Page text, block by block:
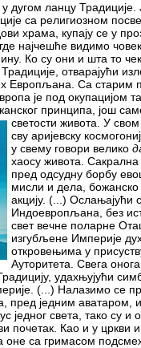
дугом ланцу Традиције.
са религиозном
храма, купају се у
најчешће видимо
Ко су они и шта то
отварајући
Европљана. Са
је под окупацијом
принципа, још
светости живота. У свом
сву аријевску
у свему говори велико
хаосу живота.
пред одсудну борбу
мисли и дела,
акцију. (...) Ослањајући
Индоевропљана, без
свет вечне поларне
изгубљене Империје
откровењима у
Ауторитета. Свега
удахњујући
(...) Налазимо се
једним аватаром,
једног света, тако су и
почетак. Као и у цркви
оне са гримасом